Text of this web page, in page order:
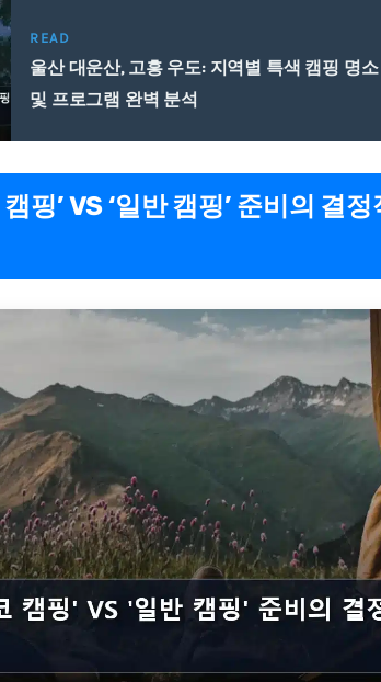
READ
울산 대운산, 고흥 우도: 지역별 특색 캠핑 명소
및 프로그램 완벽 분석
핑’ VS ‘일반 캠핑’ 준비의 결정